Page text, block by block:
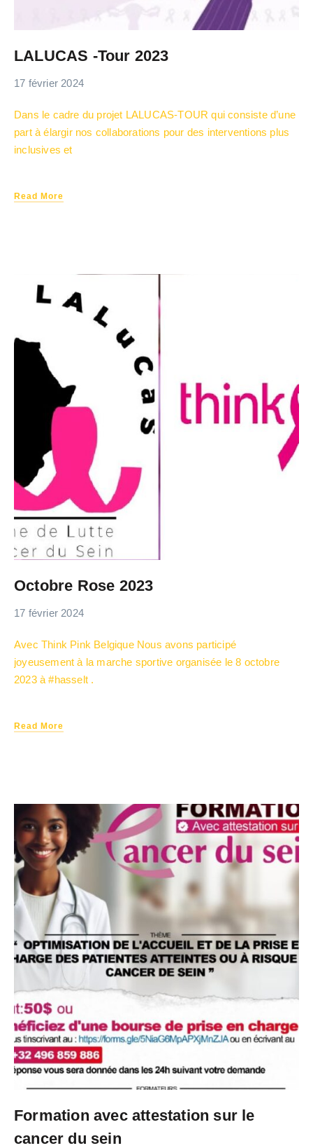
LALUCAS -Tour 2023
17 février 2024
Dans le cadre du projet LALUCAS-TOUR qui consiste d’une
part à élargir nos collaborations pour des interventions plus
inclusives et
Read More
Octobre Rose 2023
17 février 2024
Avec Think Pink Belgique Nous avons participé
joyeusement à la marche sportive organisée le 8 octobre
2023 à #hasselt .
Read More
Formation avec attestation sur le
cancer du sein
Soutenez Notre Cause avec
un Simple Scan!
Nous sommes ravis de vous présenter une
nouvelle manière simple et rapide de soutenir
notre noble cause! Grâce à la technologie